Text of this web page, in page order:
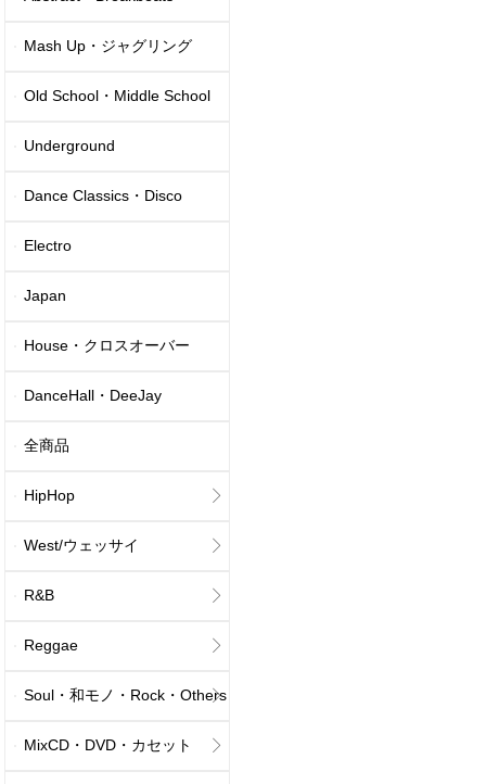
Mash Up・ジャグリング
Old School・Middle School
Underground
Dance Classics・Disco
Electro
Japan
House・クロスオーバー
DanceHall・DeeJay
全商品
HipHop
West/ウェッサイ
R&B
Reggae
Soul・和モノ・Rock・Others
MixCD・DVD・カセット